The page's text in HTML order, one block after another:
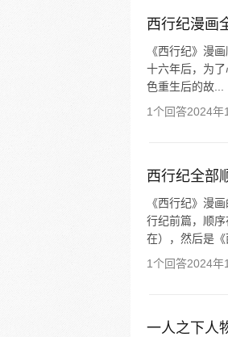
西行纪漫画
《西行纪》漫
十六年后，为
色重生后的故...
1个回答2024年
西行纪全部
《西行纪》漫
行纪前篇，顺
在），然后是《
1个回答2024年
一人之下人